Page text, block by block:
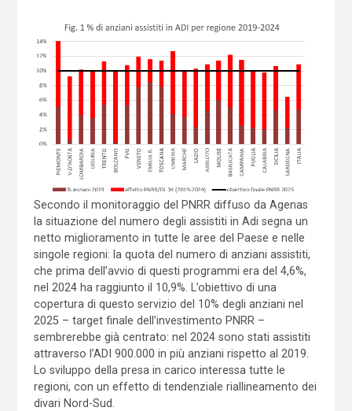
Secondo il monitoraggio del PNRR diffuso da Agenas
la situazione del numero degli assistiti in Adi segna un
netto miglioramento in tutte le aree del Paese e nelle
singole regioni: la quota del numero di anziani assistiti,
che prima dell’avvio di questi programmi era del 4,6%,
nel 2024 ha raggiunto il 10,9%. L’obiettivo di una
copertura di questo servizio del 10% degli anziani nel
2025 – target finale dell’investimento PNRR –
sembrerebbe già centrato: nel 2024 sono stati assistiti
attraverso l’ADI 900.000 in più anziani rispetto al 2019.
Lo sviluppo della presa in carico interessa tutte le
regioni, con un effetto di tendenziale riallineamento dei
divari Nord-Sud.